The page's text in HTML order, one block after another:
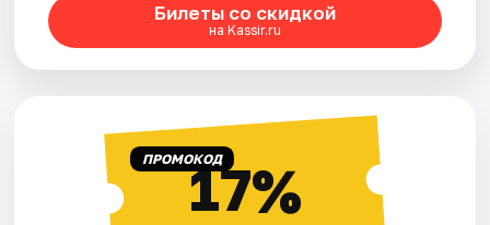
Билеты со скидкой
на Kassir.ru
ПРОМОКОД17%